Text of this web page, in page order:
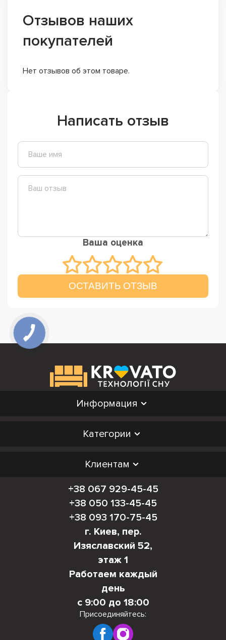
Отзывов наших
покупателей
Нет отзывов об этом товаре.
Написать отзыв
Ваша оценка
ОСТАВИТЬ ОТЗЫВ
Информация
Категории
Клиентам
+38 067 929-45-45
+38 050 133-45-45
+38 093 170-75-45
г. Киев, пер.
Изяславский 52,
этаж 1
Работаем каждый
день
с 9:00 до 18:00
Присоединяйтесь: